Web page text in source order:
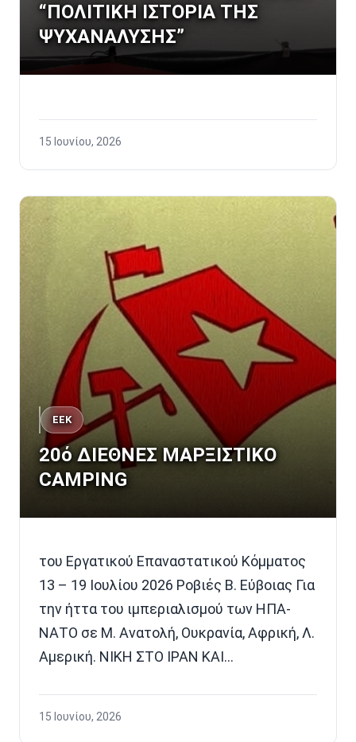
“ΠΟΛΙΤΙΚΗ ΙΣΤΟΡΙΑ ΤΗΣ
ΨΥΧΑΝΑΛΥΣΗΣ”
15 Ιουνίου, 2026
ΕΕΚ
20ό ΔΙΕΘΝΕΣ ΜΑΡΞΙΣΤΙΚΟ
CAMPING
του Εργατικού Επαναστατικού Κόμματος
13 – 19 Ιουλίου 2026 Ροβιές Β. Εύβοιας Για
την ήττα του ιμπεριαλισμού των ΗΠΑ-
ΝΑΤΟ σε Μ. Ανατολή, Ουκρανία, Αφρική, Λ.
Αμερική. ΝΙΚΗ ΣΤΟ ΙΡΑΝ ΚΑΙ…
15 Ιουνίου, 2026